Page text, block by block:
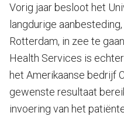
Vorig jaar besloot het
langdurige
Rotterdam, in zee te
Health Services is
het Amerikaanse bedrijf
gewenste resultaat
invoering van het